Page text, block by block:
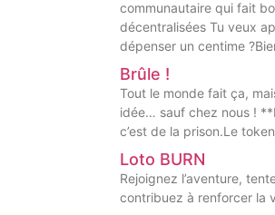
communautaire qui fait
décentralisées Tu veux
dépenser un centime
Brûle !
Tout le monde fait ça,
idée… sauf chez nous !
c’est de la prison.Le
Loto BURN
Rejoignez l’aventure,
contribuez à renforcer la